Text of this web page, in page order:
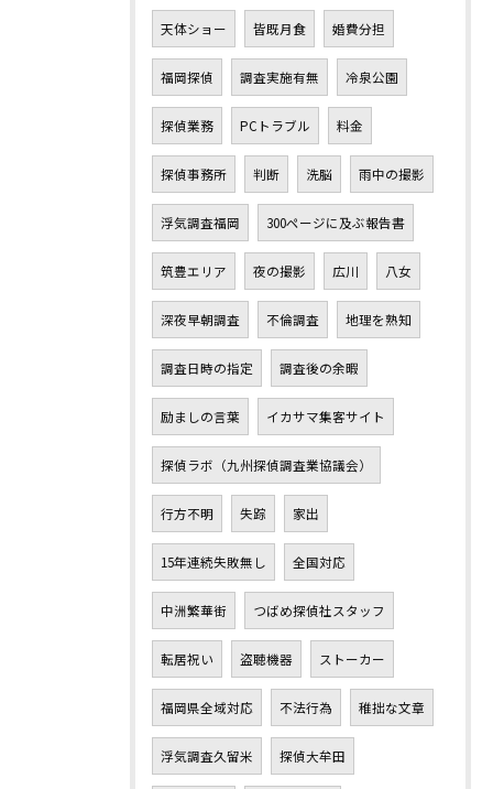
天体ショー 皆既月食 婚費分担
福岡探偵 調査実施有無 冷泉公園
探偵業務 PCトラブル 料金
探偵事務所 判断 洗脳 雨中の撮影
浮気調査福岡 300ページに及ぶ報告書
筑豊エリア 夜の撮影 広川 八女
深夜早朝調査 不倫調査 地理を熟知
調査日時の指定 調査後の余暇
励ましの言葉 イカサマ集客サイト
探偵ラボ（九州探偵調査業協議会）
行方不明 失踪 家出
15年連続失敗無し 全国対応
中洲繁華街 つばめ探偵社スタッフ
転居祝い 盗聴機器 ストーカー
福岡県全域対応 不法行為 稚拙な文章
浮気調査久留米 探偵大牟田